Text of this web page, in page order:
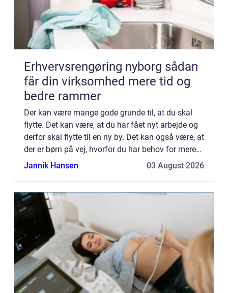
Erhvervsrengøring nyborg sådan
får din virksomhed mere tid og
bedre rammer
Der kan være mange gode grunde til, at du skal
flytte. Det kan være, at du har fået nyt arbejde og
derfor skal flytte til en ny by. Det kan også være, at
der er børn på vej, hvorfor du har behov for mere
plads. Hvis du endelig har fundet din drømmebo...
Jannik Hansen 03 August 2026